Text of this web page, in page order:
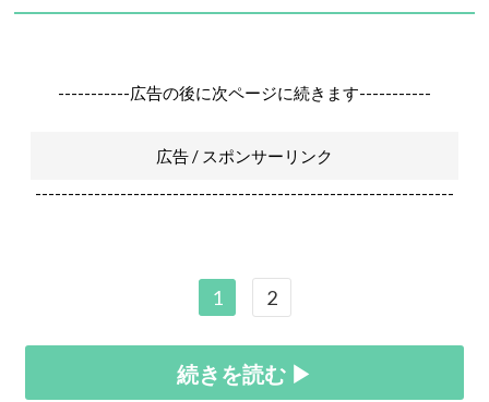
-----------広告の後に次ページに続きます-----------
広告 / スポンサーリンク
----------------------------------------------------------------
1 2
続きを読む ▶